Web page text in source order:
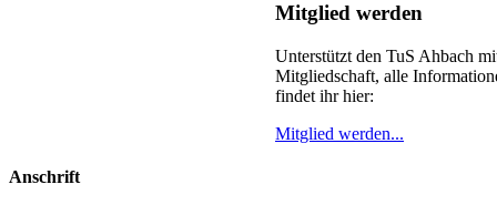
Mitglied werden
Unterstützt den TuS Ahbach
Mitgliedschaft, alle
findet ihr hier:
Mitglied werden...
Anschrift